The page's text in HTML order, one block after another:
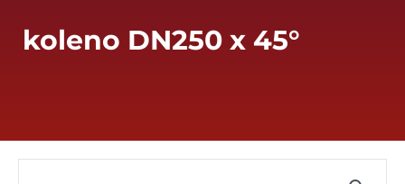
koleno DN250 x 45°